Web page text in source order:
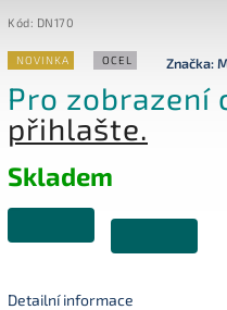
Kód: DN170
NOVINKA OCEL Značka:
Pro zobrazení
přihlašte.
Skladem
Detailní informace